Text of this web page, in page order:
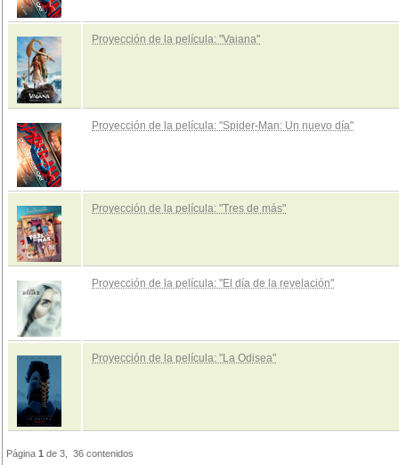
Proyección de la película: "Vaiana"
Proyección de la película: "Spider-Man: Un nuevo día"
Proyección de la película: "Tres de más"
Proyección de la película: "El día de la revelación"
Proyección de la película: "La Odisea"
Página 1 de 3, 36 contenidos